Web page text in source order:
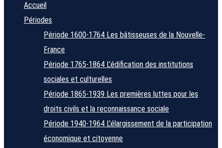
Accueil
Périodes
Période 1600-1764 Les bâtisseuses de la Nouvelle-
France
Période 1765-1864 L’édification des institutions
sociales et culturelles
Période 1865-1939 Les premières luttes pour les
droits civils et la reconnaissance sociale
Période 1940-1964 L’élargissement de la participation
économique et citoyenne